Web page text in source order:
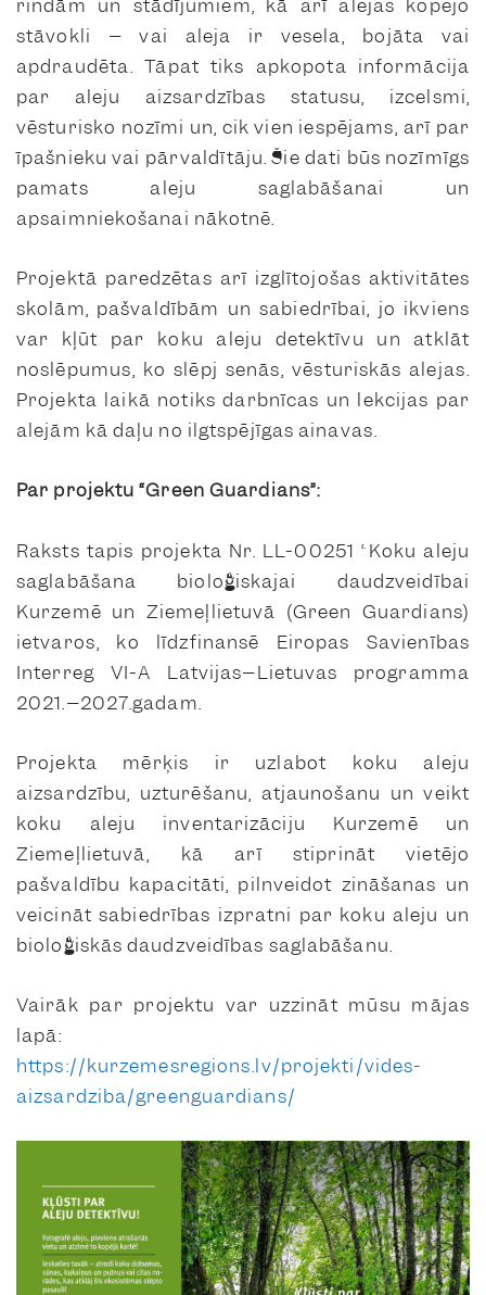
rindām un stādījumiem, kā arī alejas kopējo
stāvokli – vai aleja ir vesela, bojāta vai
apdraudēta. Tāpat tiks apkopota informācija
par aleju aizsardzības statusu, izcelsmi,
vēsturisko nozīmi un, cik vien iespējams, arī par
īpašnieku vai pārvaldītāju. Šie dati būs nozīmīgs
pamats aleju saglabāšanai un
apsaimniekošanai nākotnē.
Projektā paredzētas arī izglītojošas aktivitātes
skolām, pašvaldībām un sabiedrībai, jo ikviens
var kļūt par koku aleju detektīvu un atklāt
noslēpumus, ko slēpj senās, vēsturiskās alejas.
Projekta laikā notiks darbnīcas un lekcijas par
alejām kā daļu no ilgtspējīgas ainavas.
Par projektu “Green Guardians”:
Raksts tapis projekta Nr. LL-00251 “Koku aleju
saglabāšana bioloģiskajai daudzveidībai
Kurzemē un Ziemeļlietuvā (Green Guardians)
ietvaros, ko līdzfinansē Eiropas Savienības
Interreg VI-A Latvijas–Lietuvas programma
2021.–2027.gadam.
Projekta mērķis ir uzlabot koku aleju
aizsardzību, uzturēšanu, atjaunošanu un veikt
koku aleju inventarizāciju Kurzemē un
Ziemeļlietuvā, kā arī stiprināt vietējo
pašvaldību kapacitāti, pilnveidot zināšanas un
veicināt sabiedrības izpratni par koku aleju un
bioloģiskās daudzveidības saglabāšanu.
Vairāk par projektu var uzzināt mūsu mājas
lapā:
https://kurzemesregions.lv/projekti/vides-
aizsardziba/greenguardians/